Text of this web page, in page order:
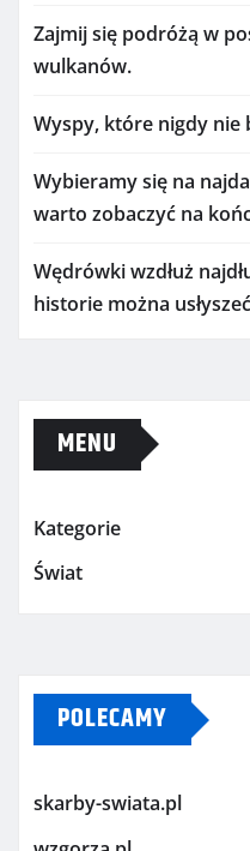
Zajmij się podróżą w
wulkanów.
Wyspy, które nigdy nie
Wybieramy się na
warto zobaczyć na
Wędrówki wzdłuż
historie można
MENU
Kategorie
Świat
POLECAMY
skarby-swiata.pl